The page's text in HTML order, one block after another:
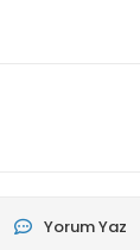
Yorum Yaz